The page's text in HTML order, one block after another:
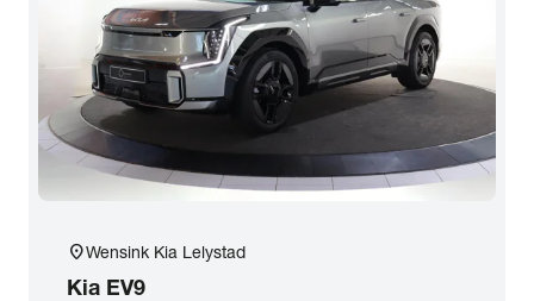
BTW (aftrekbaar) / Marge (BTW niet aftrekbaar)expand_more
Merk & Model
Kia close
Prijs
Kilometerstand
location_onWensink Kia Lelystad
Kia EV9